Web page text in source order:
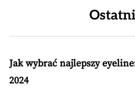
Jak wybrać najlepszy
2024